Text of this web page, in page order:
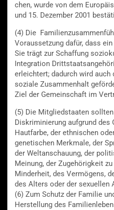
chen, wurde von dem
und 15. Dezember 2001
(4) Die
Voraussetzung dafür, dass
Sie trägt zur Schaffung
Integration
erleichtert; dadurch wird
soziale Zusammenhalt
Ziel der Gemeinschaft im
(5) Die Mitgliedstaaten
Diskriminierung aufgrund des
Hautfarbe, der ethnischen
genetischen Merkmale, der
der Weltanschauung, der
Meinung, der Zugehörigkeit
Minderheit, des Vermögens,
des Alters oder der sexuellen
(6) Zum Schutz der Familie
Herstellung des